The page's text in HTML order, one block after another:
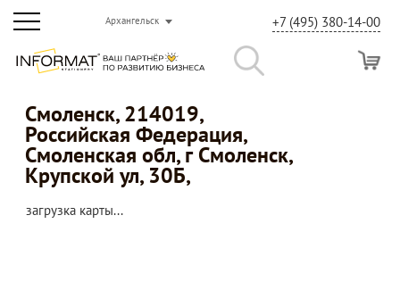
Архангельск +7 (495) 380-14-00
Смоленск, 214019,
Российская Федерация,
Смоленская обл, г Смоленск,
Крупской ул, 30Б,
загрузка карты...